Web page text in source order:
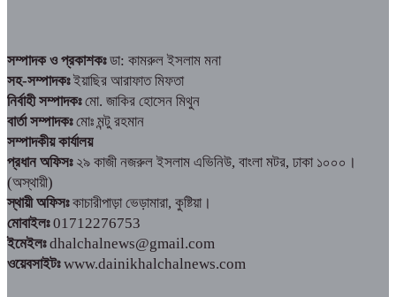
সম্পাদক ও প্রকাশকঃডা: কামরুল ইসলাম মনা
সহ-সম্পাদকঃইয়াছির আরাফাত মিফতা
নির্বাহী সম্পাদকঃমো. জাকির হোসেন মিথুন
বার্তা সম্পাদকঃমোঃ মন্টু রহমান
সম্পাদকীয় কার্যালয়
প্রধান অফিসঃ২৯ কাজী নজরুল ইসলাম এভিনিউ, বাংলা মটর, ঢাকা ১০০০।
(অস্থায়ী)
স্থায়ী অফিসঃকাচারীপাড়া ভেড়ামারা, কুষ্টিয়া।
মোবাইলঃ01712276753
ইমেইলঃdhalchalnews@gmail.com
ওয়েবসাইটঃwww.dainikhalchalnews.com